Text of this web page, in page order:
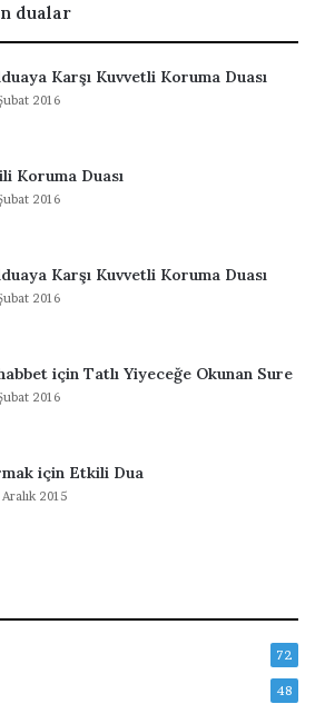
r
u
n
dualar
Karşı Kuvvetli Koruma Duası
2016
Koruma Duası
2016
Karşı Kuvvetli Koruma Duası
2016
için Tatlı Yiyeceğe Okunan Sure
2016
için Etkili Dua
2015
72
48